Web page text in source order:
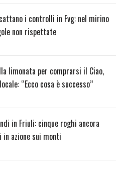
i controlli in Fvg: nel mirino
non rispettate
limonata per comprarsi il Ciao,
“Ecco cosa è successo”
in Friuli: cinque roghi ancora
azione sui monti